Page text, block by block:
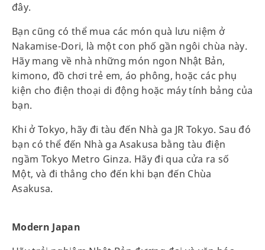
đây.
Bạn cũng có thể mua các món quà lưu niệm ở
Nakamise-Dori, là một con phố gần ngôi chùa này.
Hãy mang về nhà những món ngon Nhật Bản,
kimono, đồ chơi trẻ em, áo phông, hoặc các phụ
kiện cho điện thoại di động hoặc máy tính bảng của
bạn.
Khi ở Tokyo, hãy đi tàu đến Nhà ga JR Tokyo. Sau đó
bạn có thể đến Nhà ga Asakusa bằng tàu điện
ngầm Tokyo Metro Ginza. Hãy đi qua cửa ra số
Một, và đi thẳng cho đến khi bạn đến Chùa
Asakusa.
Modern Japan